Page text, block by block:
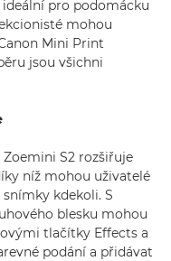
pro podomácku
mohou
Mini Print
jsou všichni
S2 rozšiřuje
níž mohou uživatelé
kdekoli. S
blesku mohou
tlačítky Effects a
podání a přidávat